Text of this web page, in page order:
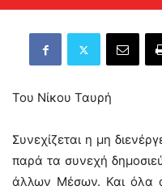
Του Νίκου Ταυρή
Συνεχίζεται η μη
παρά τα συνεχή
άλλων Mέσων. Και όλα